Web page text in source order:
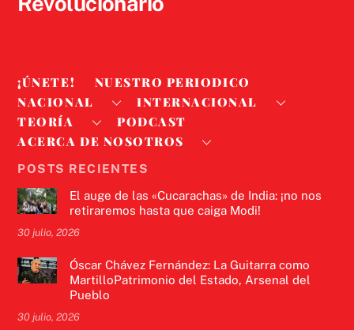
¡ÚNETE!
NUESTRO PERIODICO
NACIONAL
INTERNACIONAL
TEORÍA
PODCAST
ACERCA DE NOSOTROS
POSTS RECIENTES
El auge de las «Cucarachas» de India: ¡no nos
retiraremos hasta que caiga Modi!
30 julio, 2026
Óscar Chávez Fernández: La Guitarra como
MartilloPatrimonio del Estado, Arsenal del
Pueblo
30 julio, 2026